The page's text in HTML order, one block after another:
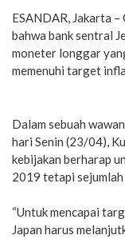
ESANDAR, Jakarta
bahwa bank sentral
moneter longgar
memenuhi target
Dalam sebuah
hari Senin (23/04),
kebijakan berharap
2019 tetapi sejumlah
“Untuk mencapai
Japan harus